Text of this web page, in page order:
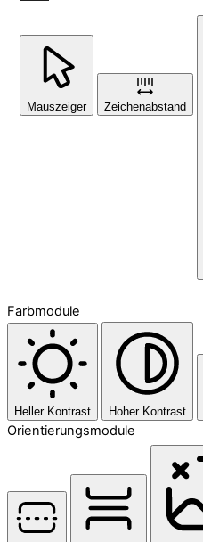
Mauszeiger Zeichenabstand
Farbmodule
Heller Kontrast Hoher Kontrast
Orientierungsmodule